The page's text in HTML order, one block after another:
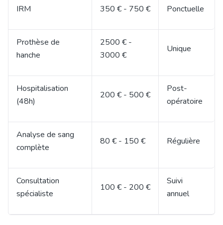
IRM 350 € - 750 € Ponctuelle
Prothèse de
hanche
2500 € -
3000 €
Unique
Hospitalisation
(48h)
200 € - 500 €
Post-
opératoire
Analyse de sang
complète
80 € - 150 € Régulière
Consultation
spécialiste
100 € - 200 €
Suivi
annuel